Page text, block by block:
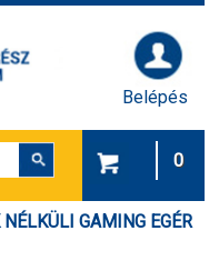
Belépés
0
GAMING EGÉR